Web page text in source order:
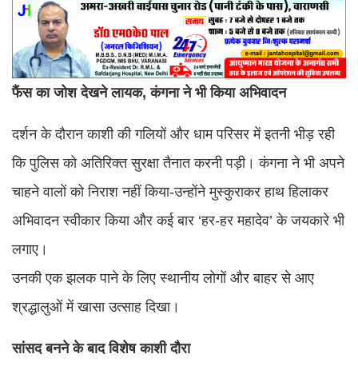
फैंस का जोश देखने लायक, कंगना ने भी किया अभिवादन
दर्शन के दौरान काशी की गलियों और धाम परिसर में इतनी भीड़ रही
कि पुलिस को अतिरिक्त सुरक्षा तैनात करनी पड़ी। कंगना ने भी अपने
चाहने वालों को निराश नहीं किया-उन्होंने मुस्कुराकर हाथ हिलाकर
अभिवादन स्वीकार किया और कई बार ‘हर-हर महादेव’ के जयकारे भी
लगाए।
उनकी एक झलक पाने के लिए स्थानीय लोगों और बाहर से आए
श्रद्धालुओं में खासा उत्साह दिखा।
सांसद बनने के बाद विशेष काशी दौरा